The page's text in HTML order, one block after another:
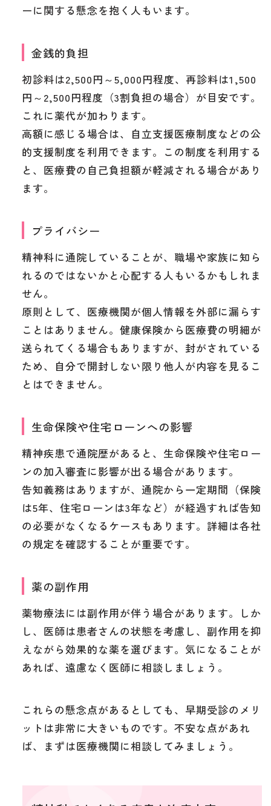
ーに関する懸念を抱く人もいます。
金銭的負担
初診料は2,500円～5,000円程度、再診料は1,500
円～2,500円程度（3割負担の場合）が目安です。
これに薬代が加わります。
高額に感じる場合は、自立支援医療制度などの公
的支援制度を利用できます。この制度を利用する
と、医療費の自己負担額が軽減される場合があり
ます。
プライバシー
精神科に通院していることが、職場や家族に知ら
れるのではないかと心配する人もいるかもしれま
せん。
原則として、医療機関が個人情報を外部に漏らす
ことはありません。健康保険から医療費の明細が
送られてくる場合もありますが、封がされている
ため、自分で開封しない限り他人が内容を見るこ
とはできません。
生命保険や住宅ローンへの影響
精神疾患で通院歴があると、生命保険や住宅ロー
ンの加入審査に影響が出る場合があります。
告知義務はありますが、通院から一定期間（保険
は5年、住宅ローンは3年など）が経過すれば告知
の必要がなくなるケースもあります。詳細は各社
の規定を確認することが重要です。
薬の副作用
薬物療法には副作用が伴う場合があります。しか
し、医師は患者さんの状態を考慮し、副作用を抑
えながら効果的な薬を選びます。気になることが
あれば、遠慮なく医師に相談しましょう。
これらの懸念点があるとしても、早期受診のメリ
ットは非常に大きいものです。不安な点があれ
ば、まずは医療機関に相談してみましょう。